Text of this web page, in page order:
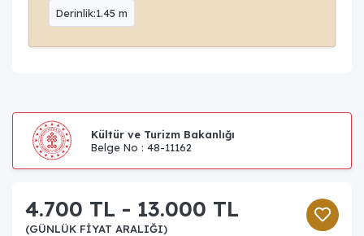
Derinlik:1.45 m
Kültür ve Turizm Bakanlığı
Belge No : 48-11162
4.700 TL - 13.000 TL
(GÜNLÜK FIYAT ARALIĞI)